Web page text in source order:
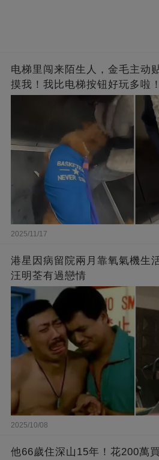
电梯里闯来陌生人，金毛主动
摸我！我比电梯按钮好玩多啦！
2025/11/17
港星因病留院兩月靠氧氣機生
汪明荃有過戀情
2025/10/08
他66歲住深山15年！花200萬